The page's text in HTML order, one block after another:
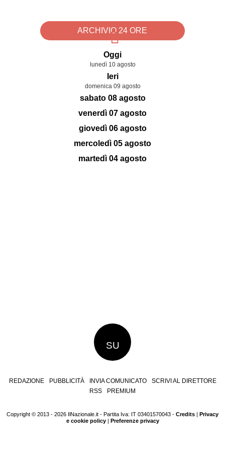
ARCHIVIO 24 ORE
Oggi
lunedì 10 agosto
Ieri
domenica 09 agosto
sabato 08 agosto
venerdì 07 agosto
giovedì 06 agosto
mercoledì 05 agosto
martedì 04 agosto
SU
REDAZIONE PUBBLICITÀ INVIA COMUNICATO
SCRIVI AL DIRETTORE
RSS
PREMIUM
Copyright © 2013 - 2026 IlNazionale.it - Partita Iva: IT 03401570043 - Credits | Privacy
e cookie policy| Preferenze privacy